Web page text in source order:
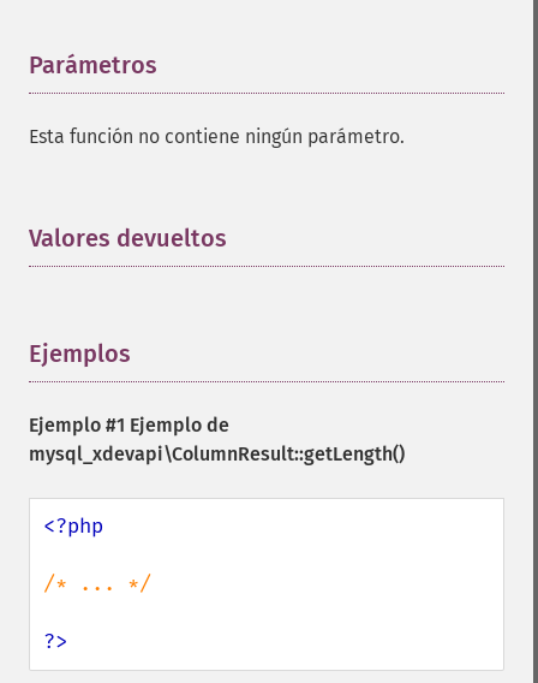
Parámetros
Esta función no contiene ningún parámetro.
Valores devueltos
Ejemplos
Ejemplo #1 Ejemplo de
mysql_xdevapi\ColumnResult::getLength()
<?php
/* ... */
?>